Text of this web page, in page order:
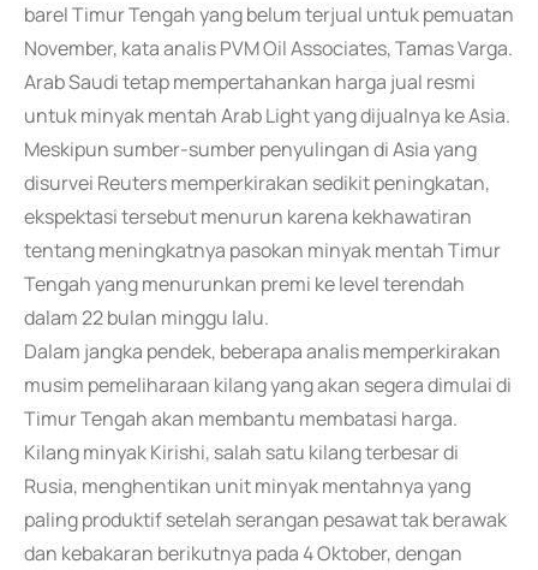
barel Timur Tengah yang belum terjual untuk pemuatan
November, kata analis PVM Oil Associates, Tamas Varga.
Arab Saudi tetap mempertahankan harga jual resmi
untuk minyak mentah Arab Light yang dijualnya ke Asia.
Meskipun sumber-sumber penyulingan di Asia yang
disurvei Reuters memperkirakan sedikit peningkatan,
ekspektasi tersebut menurun karena kekhawatiran
tentang meningkatnya pasokan minyak mentah Timur
Tengah yang menurunkan premi ke level terendah
dalam 22 bulan minggu lalu.
Dalam jangka pendek, beberapa analis memperkirakan
musim pemeliharaan kilang yang akan segera dimulai di
Timur Tengah akan membantu membatasi harga.
Kilang minyak Kirishi, salah satu kilang terbesar di
Rusia, menghentikan unit minyak mentahnya yang
paling produktif setelah serangan pesawat tak berawak
dan kebakaran berikutnya pada 4 Oktober, dengan